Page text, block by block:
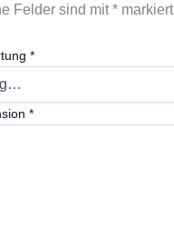
Felder sind mit* markiert
*
*